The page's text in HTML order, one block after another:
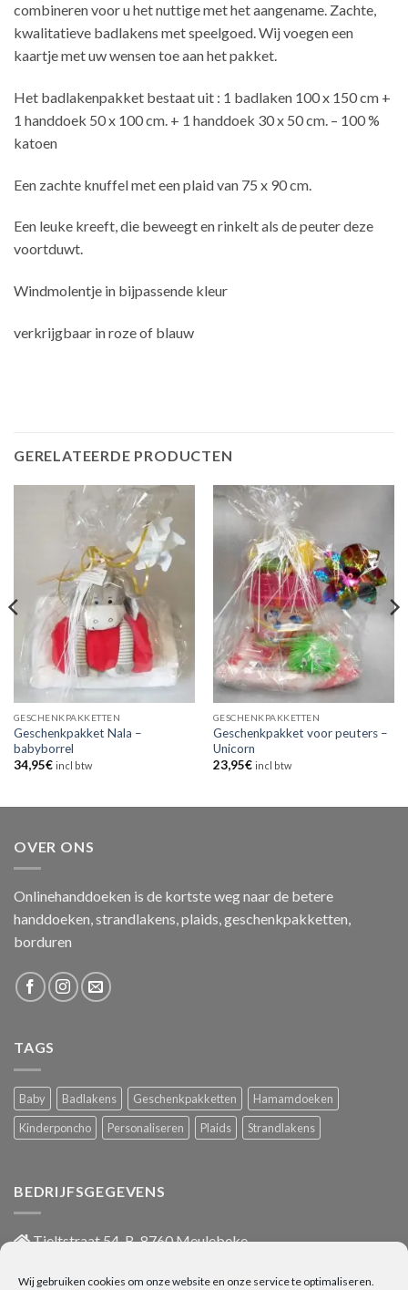
Wij gebruiken cookies om onze website en onze service te optimaliseren.
combineren voor u het nuttige met het aangename. Zachte,
kwalitatieve badlakens met speelgoed. Wij voegen een
kaartje met uw wensen toe aan het pakket.
Het badlakenpakket bestaat uit : 1 badlaken 100 x 150 cm +
1 handdoek 50 x 100 cm. + 1 handdoek 30 x 50 cm. – 100 %
katoen
Een zachte knuffel met een plaid van 75 x 90 cm.
Een leuke kreeft, die beweegt en rinkelt als de peuter deze
voortduwt.
Windmolentje in bijpassende kleur
verkrijgbaar in roze of blauw
GERELATEERDE PRODUCTEN
GESCHENKPAKKETTEN
Geschenkpakket Nala –
babyborrel
34,95€ incl btw
GESCHENKPAKKETTEN
Geschenkpakket voor peuters –
Unicorn
23,95€ incl btw
OVER ONS
Onlinehanddoeken is de kortste weg naar de betere
handdoeken, strandlakens, plaids, geschenkpakketten,
borduren
TAGS
Baby Badlakens Geschenkpakketten
Hamamdoeken
Kinderponcho
Personaliseren Plaids Strandlakens
BEDRIJFSGEGEVENS
Tieltstraat 54, B-8760 Meulebeke
info@onlinehanddoeken.be